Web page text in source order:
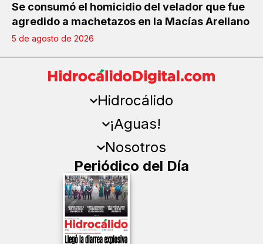
Se consumó el homicidio del velador que fue
agredido a machetazos en la Macías Arellano
5 de agosto de 2026
Hidrocálido
¡Aguas!
Nosotros
Periódico del Día